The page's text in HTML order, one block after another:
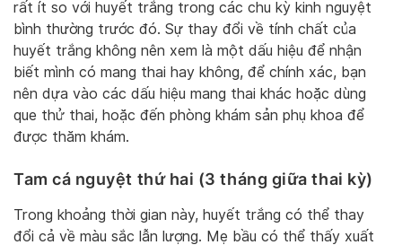
rất ít so với huyết trắng trong các chu kỳ kinh nguyệt
bình thường trước đó. Sự thay đổi về tính chất của
huyết trắng không nên xem là một dấu hiệu để nhận
biết mình có mang thai hay không, để chính xác, bạn
nên dựa vào các dấu hiệu mang thai khác hoặc dùng
que thử thai, hoặc đến phòng khám sản phụ khoa để
được thăm khám.
Tam cá nguyệt thứ hai (3 tháng giữa thai kỳ)
Trong khoảng thời gian này, huyết trắng có thể thay
đổi cả về màu sắc lẫn lượng. Mẹ bầu có thể thấy xuất